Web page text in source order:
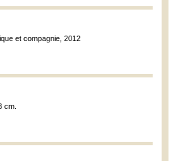
et compagnie, 2012
cm.